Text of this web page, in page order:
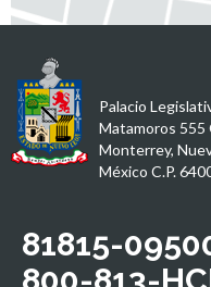
Palacio
Matamoros
Monterrey,
México C.P.
81815-